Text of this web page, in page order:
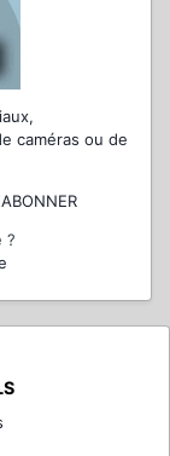
caméras ou de
?